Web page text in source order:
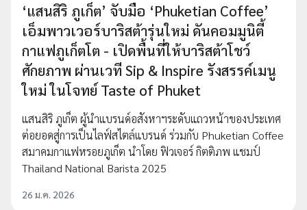
‘แสนสิริ ภูเก็ต’ จับมือ ‘Phuketian Coffee’
เอ็มพาวเวอร์บาริสต้ารุ่นใหม่ ดันคอมมูนิตี้
กาแฟภูเก็ตโต - เปิดพื้นที่ให้บาริสต้าโชว์
ศักยภาพ ผ่านเวที Sip & Inspire รังสรรค์เมนู
ใหม่ ในโจทย์ Taste of Phuket
แสนสิริ ภูเก็ต ผู้นำแบรนด์อสังหาฯระดับแถวหน้าของประเทศ
ต่อยอดสู่การเป็นไลฟ์สไตล์แบรนด์ ร่วมกับ Phuketian Coffee
สมาคมกาแฟหรอยภูเก็ต นำโดย ฟิวเจอร์ กิตติภพ แชมป์
Thailand National Barista 2025
26 ม.ค. 2026